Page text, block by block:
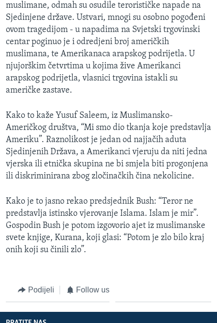
muslimane, odmah su osudile terorističke napade na
Sjedinjene države. Ustvari, mnogi su osobno pogođeni
ovom tragedijom - u napadima na Svjetski trgovinski
centar poginuo je i odredjeni broj američkih
muslimana, te Amerikanaca arapskog podrijetla. U
njujorškim četvrtima u kojima žive Amerikanci
arapskog podrijetla, vlasnici trgovina istakli su
američke zastave.
Kako to kaže Yusuf Saleem, iz Muslimansko-
Američkog društva, “Mi smo dio tkanja koje predstavlja
Ameriku”. Raznolikost je jedan od najjačih aduta
Sjedinjenih Država, a Amerikanci vjeruju da niti jedna
vjerska ili etnička skupina ne bi smjela biti progonjena
ili diskriminirana zbog zločinačkih čina nekolicine.
Kako je to jasno rekao predsjednik Bush: “Teror ne
predstavlja istinsko vjerovanje Islama. Islam je mir”.
Gospodin Bush je potom izgovorio ajet iz muslimanske
svete knjige, Kurana, koji glasi: “Potom je zlo bilo kraj
onih koji su činili zlo”.
Podijeli Follow us